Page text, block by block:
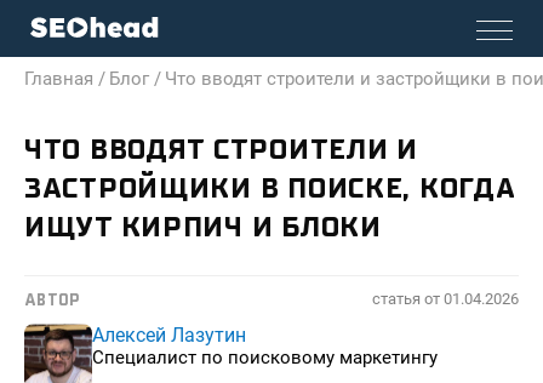
Главная / Блог / Что вводят строители и застройщики в
ЧТО ВВОДЯТ СТРОИТЕЛИ И
ЗАСТРОЙЩИКИ В ПОИСКЕ, КОГДА
ИЩУТ КИРПИЧ И БЛОКИ
АВТОР статья от 01.04.2026
Алексей Лазутин
Специалист по поисковому маркетингу